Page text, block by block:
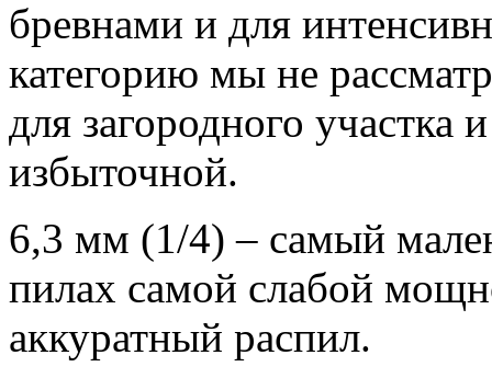
бревнами и для
категорию мы не
для загородного участка
избыточной.
6,3 мм (1/4) – самый
пилах самой слабой
аккуратный распил.